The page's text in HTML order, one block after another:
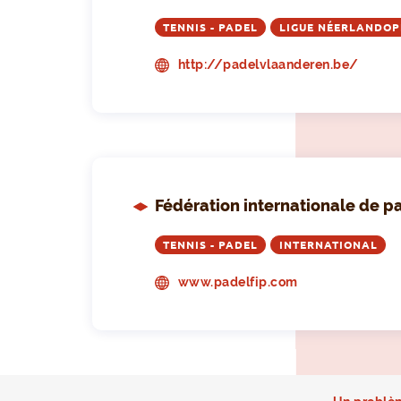
TENNIS - PADEL LIGUE
http://padelvlaanderen.be/
Fédération internationale de
TENNIS - PADEL INTERNATIONAL
www.padelfip.com